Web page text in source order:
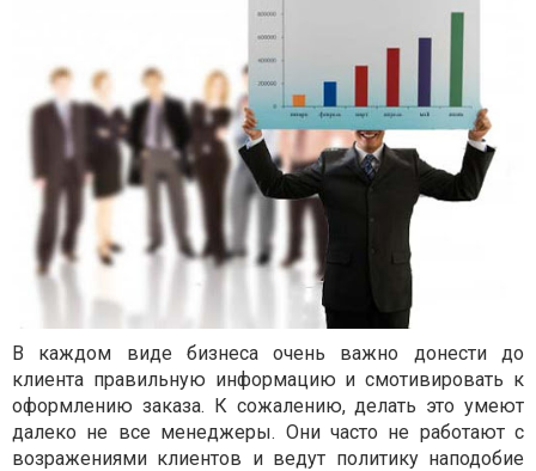
В каждом виде бизнеса очень важно донести до
клиента правильную информацию и смотивировать к
оформлению заказа. К сожалению, делать это умеют
далеко не все менеджеры. Они часто не работают с
возражениями клиентов и ведут политику наподобие